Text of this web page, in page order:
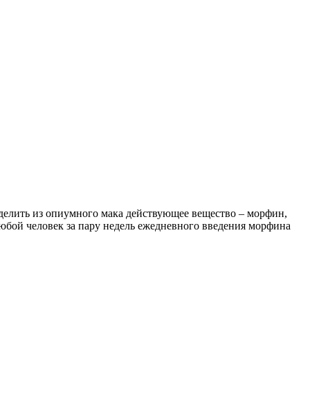
из опиумного мака действующее вещество – морфин,
человек за пару недель ежедневного введения морфина